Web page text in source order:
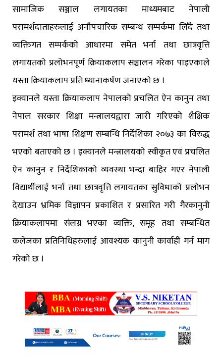
सामाजिक सञ्जाल लगायतका माध्यमबाट नेपाली
परामर्शदाताहरुलाई अनौपचारिक सम्बन्ध सम्पर्कमा लिँदै तथा
व्यक्तिगत सम्पर्कको आधारमा समेत भर्ना तथा छात्रवृत्ति
लगायतको प्रलोभनपूर्ण क्रियाकलाप सञ्चालन गरेका पाइएकाले
यस्ता क्रियाकलाप प्रति ध्यानाकर्षण जनाएको छ ।
इक्यानले यस्ता क्रियाकलाप नेपालको प्रचलित ऐन कानुन तथा
नेपाल सरकार शिक्षा मन्त्रालयद्वारा जारी गरिएको शैक्षिक
परामर्श तथा भाषा शिक्षण सम्बन्धि निर्देशिका २०७३ का विरुद्ध
भएको बताएको छ । इक्यानले मन्त्रालयको स्वीकृत एवं प्रचलित
ऐन कानुन र निर्देशिकाको व्यवस्था भन्दा बाहिर गएर नेपाली
विद्यार्थीलाई भर्ना तथा छात्रवृत्ति लगायतका सुविधाको प्रलोभन
देखाउन भ्रमिक विज्ञापन प्रकाशित र प्रसारित गरी गैरकानुनी
क्रियाकलापमा संलग्न भएका व्यक्ति, समूह तथा सम्बन्धित
कलेजका प्रतिनिधिहरुलाई आवश्यक कानुनी कार्वाही गर्न माग
गरेको छ ।